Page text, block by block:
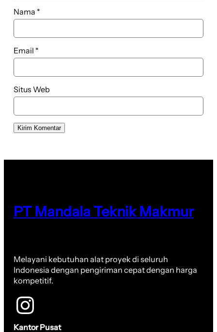
Nama *
Email *
Situs Web
PT Mandala Teknik Makmur
Melayani kebutuhan alat proyek di seluruh
Indonesia dengan pengiriman cepat dengan harga
kompetitif.
Kantor Pusat